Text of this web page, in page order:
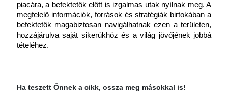
piacára, a befektetők előtt is izgalmas utak nyílnak meg. A
megfelelő információk, források és stratégiák birtokában a
befektetők magabiztosan navigálhatnak ezen a területen,
hozzájárulva saját sikerükhöz és a világ jövőjének jobbá
tételéhez.
Ha teszett Önnek a cikk, ossza meg másokkal is!